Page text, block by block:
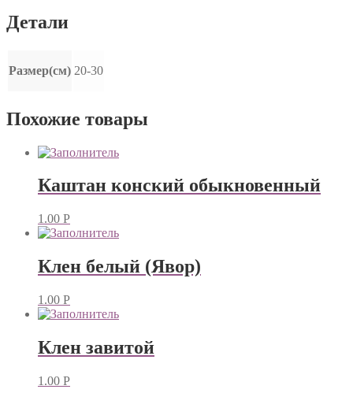
Детали
Размер(см) 20-30
Похожие товары
Каштан конский обыкновенный
1.00 Р
Клен белый (Явор)
1.00 Р
Клен завитой
1.00 Р